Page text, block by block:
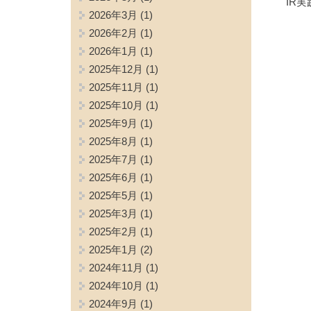
2026年3月 (1)
2026年2月 (1)
2026年1月 (1)
2025年12月 (1)
2025年11月 (1)
2025年10月 (1)
2025年9月 (1)
2025年8月 (1)
2025年7月 (1)
2025年6月 (1)
2025年5月 (1)
2025年3月 (1)
2025年2月 (1)
2025年1月 (2)
2024年11月 (1)
2024年10月 (1)
2024年9月 (1)